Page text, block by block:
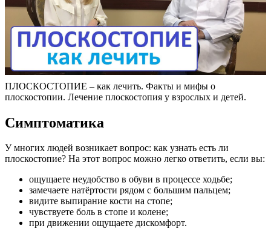
ПЛОСКОСТОПИЕ – как лечить. Факты и мифы о
плоскостопии. Лечение плоскостопия у взрослых и детей.
Симптоматика
У многих людей возникает вопрос: как узнать есть ли
плоскостопие? На этот вопрос можно легко ответить, если вы:
ощущаете неудобство в обуви в процессе ходьбе;
замечаете натёртости рядом с большим пальцем;
видите выпирание кости на стопе;
чувствуете боль в стопе и колене;
при движении ощущаете дискомфорт.